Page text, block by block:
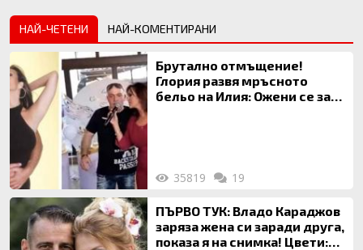
НАЙ-ЧЕТЕНИ НАЙ-КОМЕНТИРАНИ
Брутално отмъщение!
Глория развя мръсното
бельо на Илия: Ожени се за
35819 19
ПЪРВО ТУК: Владо Караджов
заряза жена си заради друга,
показа я на снимка! Цвети: